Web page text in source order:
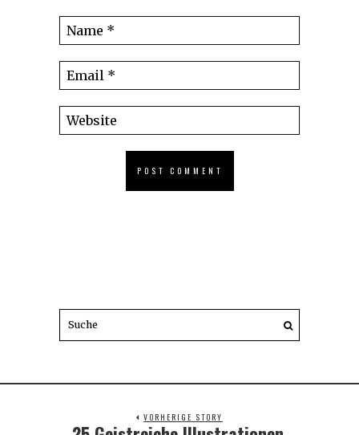
VORHERIGE STORY
Previous